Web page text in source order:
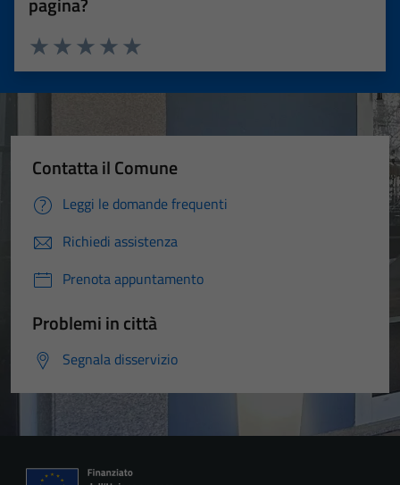
Valuta 5 stelle su 5
Valuta 4 stelle su 5
Valuta 3 stelle su 5
Valuta 2 stelle su 5
Valuta 1 stelle su 5
Contatta il Comune
Leggi le domande frequenti
Richiedi assistenza
Prenota appuntamento
Problemi in città
Segnala disservizio